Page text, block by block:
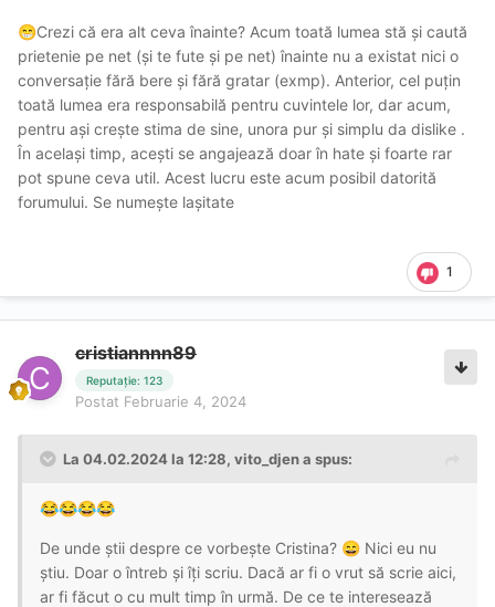
😁Crezi că era alt ceva înainte? Acum toată lumea stă și caută
prietenie pe net (și te fute și pe net) înainte nu a existat nici o
conversație fără bere și fără gratar (exmp). Anterior, cel puțin
toată lumea era responsabilă pentru cuvintele lor, dar acum,
pentru ași crește stima de sine, unora pur și simplu da dislike .
În același timp, acești se angajează doar în hate și foarte rar
pot spune ceva util. Acest lucru este acum posibil datorită
forumului. Se numește lașitate
1
cristiannnn89
Reputație: 123
Postat Februarie 4, 2024
La 04.02.2024 la 12:28, vito_djena spus:
😂😂😂😂
De unde știi despre ce vorbește Cristina? 😄 Nici eu nu
știu. Doar o întreb și îți scriu. Dacă ar fi o vrut să scrie aici,
ar fi făcut o cu mult timp în urmă. De ce te interesează